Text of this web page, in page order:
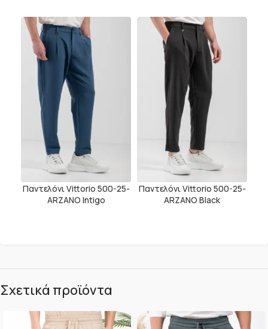
Παντελόνι Vittorio 500-25-
ARZANO Intigo
Παντελόνι Vittorio 500-25-
ARZANO Black
Σχετικά προϊόντα